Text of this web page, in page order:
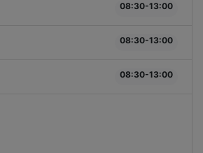
08:30-13:00
08:30-13:00
08:30-13:00